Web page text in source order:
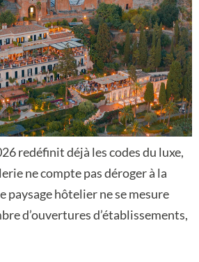
redéfinit déjà les codes du luxe,
ne compte pas déroger à la
paysage hôtelier ne se mesure
d’ouvertures d’établissements,